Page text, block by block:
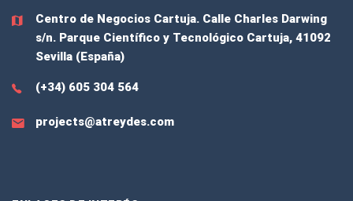
Centro de Negocios Cartuja. Calle Charles Darwing
s/n. Parque Científico y Tecnológico Cartuja, 41092
Sevilla (España)
(+34) 605 304 564
projects@atreydes.com